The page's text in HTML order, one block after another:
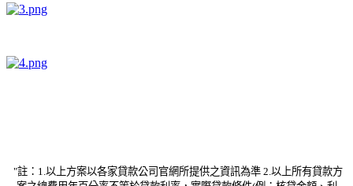
"註：1.以上方案以各家貸款公司官網所提供之資訊為準 2.以上所有貸款方